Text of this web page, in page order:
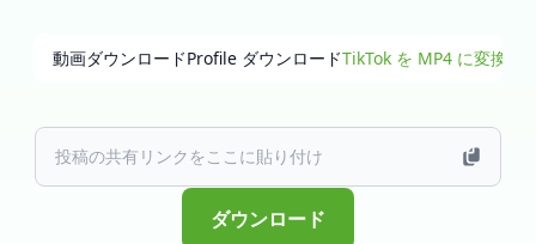
動画ダウンロードProfile ダウンロードTikTok を MP4 に変換
ダウンロード